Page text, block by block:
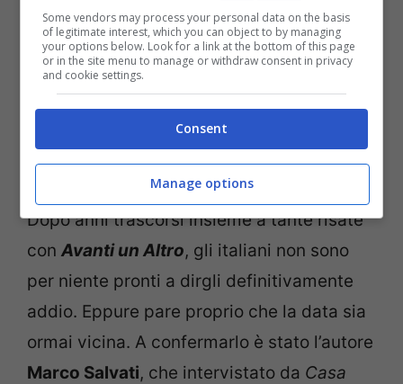
Paolo Bonolis e Luca Laurenti ad Avanti un Altro (Foto
Instagram) – blolglive.it
Dopo anni trascorsi insieme a tante risate
con Avanti un Altro, gli italiani non sono
per niente pronti a dirgli definitivamente
addio. Eppure pare proprio che la data sia
ormai vicina. A confermarlo è stato l’autore
Marco Salvati, che intervistato da Casa
Some vendors may process your personal data on the basis
of legitimate interest, which you can object to by managing
your options below. Look for a link at the bottom of this page
or in the site menu to manage or withdraw consent in privacy
and cookie settings.
Consent
Manage options